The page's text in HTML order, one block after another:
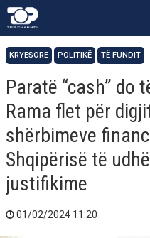
KRYESORE POLITIKË TË FUNDIT
Paratë “cash” do
Rama flet për
shërbimeve
Shqipërisë të
justifikime
01/02/2024 11:20